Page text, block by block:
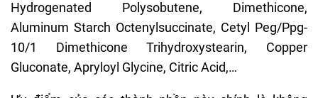
Hydrogenated Polysobutene, Dimethicone,
Aluminum Starch Octenylsuccinate, Cetyl Peg/Ppg-
10/1 Dimethicone Trihydroxystearin, Copper
Gluconate, Apryloyl Glycine, Citric Acid,…